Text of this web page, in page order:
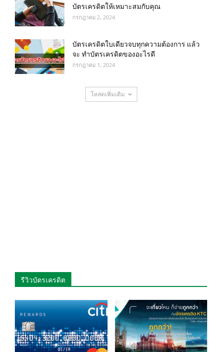
บัตรเครดิตให้เหมาะสมกับคุณ
กรกฎาคม 2, 2024
บัตรเครดิตใบเดียวจบทุกความต้องการ แล้ว
จะ ทำบัตรเครดิตของอะไรดี
กรกฎาคม 1, 2024
โหลดเพิ่มเติม
รีวิวบัตรเครดิต